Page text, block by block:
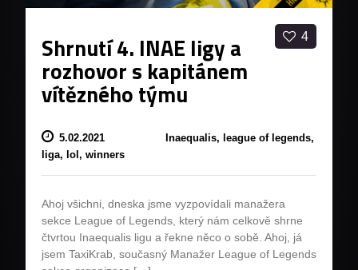
4
Shrnutí 4. INAE ligy a
rozhovor s kapitánem
vítězného týmu
5.02.2021 Inaequalis, league of legends,
liga, lol, winners
Ahoj všichni, dneska jsme vyzpovídali manažera
sekce League of Legends, který nám celkově shrne
čtvrtou Inaequalis ligu a řekne něco o sobě. Ahoj, já
jsem TaxiKrab, současný Manažer League of Legends